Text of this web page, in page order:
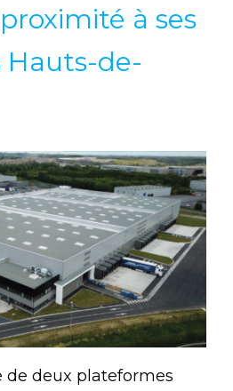
à ses
Hauts-de-
de deux plateformes